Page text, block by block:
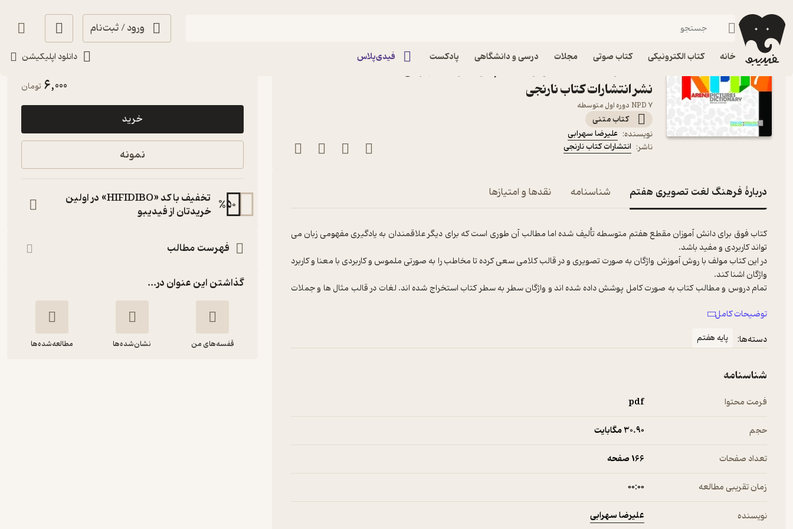
ورود / ثبت‌نام
خانه کتاب الکترونیکی کتاب صوتی مجلات درسی و دانشگاهی پادکست فیدی‌پلاس دانلود اپلیکیشن
فیدیبو کتاب درسی، کتاب کمک درسی
نشر انتشارات کتاب نارنجی
NPD 7 دوره اول متوسطه
کتاب متنی
نویسنده: علیرضا سهرابی
ناشر: انتشارات کتاب نارنجی
دربارۀ فرهنگ لغت تصویری هفتم شناسنامه نقدها و امتیازها
کتاب فوق برای دانش آموزان مقطع هفتم متوسطه تألیف شده اما مطالب آن طوری است که برای دیگر علاقمندان به یادگیری مفهومی زبان می
در این کتاب مولف با روش آموزش واژگان به صورت تصویری و در قالب کلامی سعی کرده تا مخاطب را به صورتی ملموس و کاربردی با معنا و کاربرد
تمام دروس و مطالب کتاب به صورت کامل پوشش داده شده اند و واژگان سطر به سطر کتاب استخراج شده اند. لغات در قالب مثال ها و جملات
توضیحات کامل
دسته‌ها:
پایه هفتم
شناسنامه
فرمت محتوا pdf
حجم 30.۹۰ مگابایت
تعداد صفحات 166 صفحه
زمان تقریبی مطالعه ۰۰:۰۰
نویسنده علیرضا سهرابی
آرامش‌بخش 🌱(
6,000 تومان
خرید
نمونه
%50
تخفیف با کد «HIFIDIBO» در اولین
خریدتان از فیدیبو
فهرست مطالب
گذاشتن این عنوان در...
قفسه‌های من نشان‌شده‌ها مطالعه‌شده‌ها